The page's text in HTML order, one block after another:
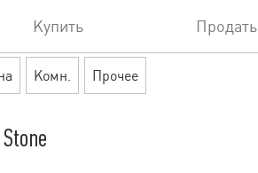
Купить Продать
Комн. Прочее